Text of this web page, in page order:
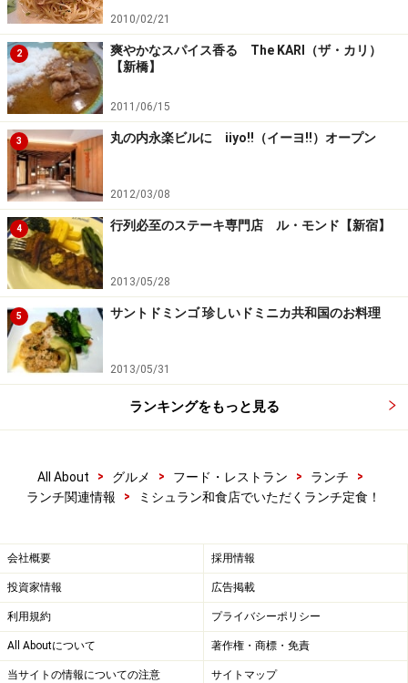
分
【地図】：Yahoo!地図情報
【営業時間】：ランチ 11:30-14:30(L.O14:00)
ディナー 18:00～23:00(L.O.22:30)
【定休日】：土・日・祝・8月中旬・年末年始
※記事内容は執筆時点のものです。最新の内容をご確認くださ
い。
※メニューや料金などのデータは、取材時または記事公開時点で
の内容です。
2010/02/21
2
爽やかなスパイス香る The KARI（ザ・カリ）
【新橋】
2011/06/15
3 丸の内永楽ビルに iiyo!!（イーヨ!!）オープン
2012/03/08
4 行列必至のステーキ専門店 ル・モンド【新宿】
2013/05/28
5 サントドミンゴ 珍しいドミニカ共和国のお料理
2013/05/31
ランキングをもっと見る
All About > グルメ > フード・レストラン > ランチ
>
ランチ関連情報
> ミシュラン和食店でいただくランチ定食！
会社概要 採用情報
投資家情報 広告掲載
利用規約 プライバシーポリシー
All Aboutについて 著作権・商標・免責
当サイトの情報についての注意 サイトマップ